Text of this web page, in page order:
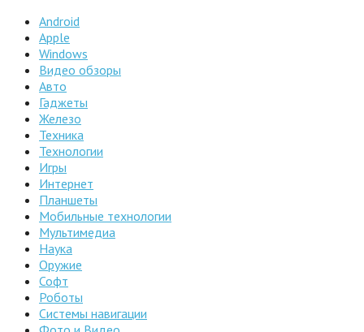
Android
Apple
Windows
Видео обзоры
Авто
Гаджеты
Железо
Техника
Технологии
Игры
Интернет
Планшеты
Мобильные технологии
Мультимедиа
Наука
Оружие
Софт
Роботы
Системы навигации